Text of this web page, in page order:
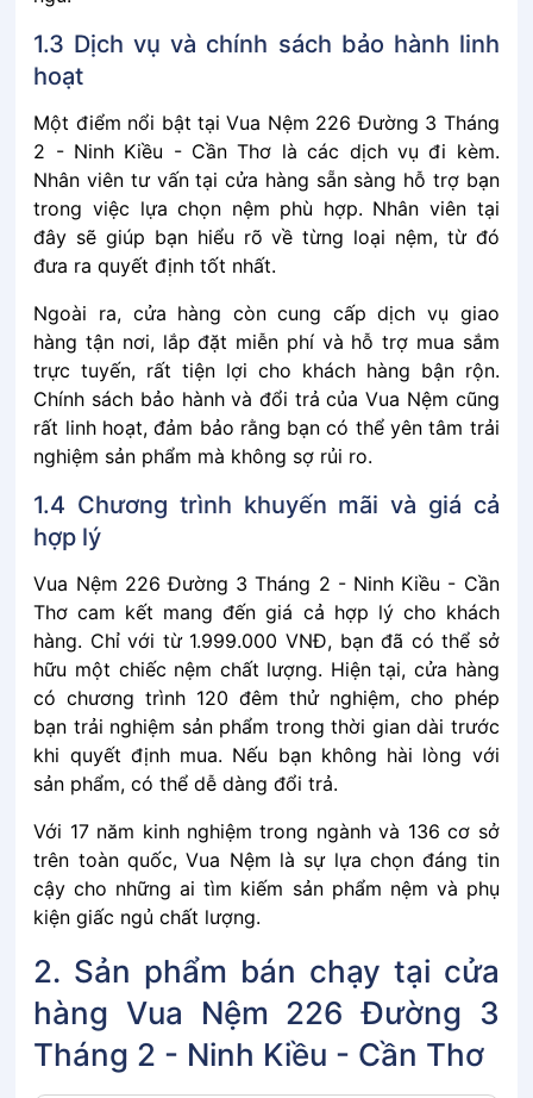
1.3 Dịch͏͏ vụ͏͏ và͏͏ chính͏͏ sách͏͏ bảo͏͏ hành͏͏ linh͏͏
hoạt
Một͏͏ điểm͏͏ nổi͏͏ bật͏͏ tại͏͏ Vua Nệm 226 Đường 3 Tháng
2 - Ninh Kiều - Cần Thơ là͏͏ các͏͏ dịch͏͏ vụ͏͏ đi͏͏ kèm.͏͏
Nhân͏͏ viên͏͏ tư͏͏ vấn͏͏ tại͏͏ cửa͏͏ hàng͏͏ sẵn͏͏ sàng͏͏ hỗ͏͏ trợ͏͏ bạn͏͏
trong͏͏ việc͏͏ lựa͏͏ chọn͏͏ nệm͏͏ phù͏͏ hợp.͏͏ Nhân͏͏ viên͏͏ tại͏͏
đây͏͏ sẽ͏͏ giúp͏͏ bạn͏͏ hiểu͏͏ rõ͏͏ về͏͏ từng͏͏ loại͏͏ nệm,͏͏ từ͏͏ đó͏͏
đưa͏͏ ra͏͏ quyết͏͏ định͏͏ tốt͏͏ nhất.
Ngoài͏͏ ra,͏͏ cửa͏͏ hàng͏͏ còn͏͏ cung͏͏ cấp͏͏ dịch͏͏ vụ͏͏ giao͏͏
hàng͏͏ tận͏͏ nơi,͏͏ lắp͏͏ đặt͏͏ miễn͏͏ phí͏͏ và͏͏ hỗ͏͏ trợ͏͏ mua͏͏ sắm͏͏
trực͏͏ tuyến,͏͏ rất͏͏ tiện͏͏ lợi͏͏ cho͏͏ khách͏͏ hàng͏͏ bận͏͏ rộn.͏͏
Chính͏͏ sách͏͏ bảo͏͏ hành͏͏ và͏͏ đổi͏͏ trả͏͏ của͏͏ Vua͏͏ Nệm͏͏ cũng͏͏
rất͏͏ linh͏͏ hoạt,͏͏ đảm͏͏ bảo͏͏ rằng͏͏ bạn͏͏ có͏͏ thể͏͏ yên͏͏ tâm͏͏ trải͏͏
nghiệm͏͏ sản͏͏ phẩm͏͏ mà͏͏ không͏͏ sợ͏͏ rủi͏͏ ro.
1.4 Chương͏͏ trình͏͏ khuyến͏͏ mãi͏͏ và͏͏ giá͏͏ cả͏͏
hợp͏͏ lý
Vua Nệm 226 Đường 3 Tháng 2 - Ninh Kiều - Cần
Thơ cam͏͏ kết͏͏ mang͏͏ đến͏͏ giá͏͏ cả͏͏ hợp͏͏ lý͏͏ cho͏͏ khách͏͏
hàng.͏͏ Chỉ͏͏ với͏͏ từ͏͏ 1.999.000͏͏ VNĐ,͏͏ bạn͏͏ đã͏͏ có͏͏ thể͏͏ sở͏͏
hữu͏͏ một͏͏ chiếc͏͏ nệm͏͏ chất͏͏ lượng.͏͏ Hiện͏͏ tại,͏͏ cửa͏͏ hàng͏͏
có͏͏ chương͏͏ trình͏͏ 120͏͏ đêm͏͏ thử͏͏ nghiệm,͏͏ cho͏͏ phép͏͏
bạn͏͏ trải͏͏ nghiệm͏͏ sản͏͏ phẩm͏͏ trong͏͏ thời͏͏ gian͏͏ dài͏͏ trước͏͏
khi͏͏ quyết͏͏ định͏͏ mua.͏͏ Nếu͏͏ bạn͏͏ không͏͏ hài͏͏ lòng͏͏ với͏͏
sản͏͏ phẩm,͏͏ có͏͏ thể͏͏ dễ͏͏ dàng͏͏ đổi͏͏ trả.
Với͏͏ 17͏͏ năm͏͏ kinh͏͏ nghiệm͏͏ trong͏͏ ngành͏͏ và͏͏ 136͏͏ cơ͏͏ sở͏͏
trên͏͏ toàn͏͏ quốc,͏͏ Vua͏͏ Nệm͏͏ là͏͏ sự͏͏ lựa͏͏ chọn͏͏ đáng͏͏ tin͏͏
cậy͏͏ cho͏͏ những͏͏ ai͏͏ tìm͏͏ kiếm͏͏ sản͏͏ phẩm͏͏ nệm͏͏ và͏͏ phụ͏͏
kiện͏͏ giấc͏͏ ngủ͏͏ chất͏͏ lượng.
2. Sản phẩm bán chạy tại cửa
hàng Vua Nệm 226 Đường 3
Tháng 2 - Ninh Kiều - Cần Thơ